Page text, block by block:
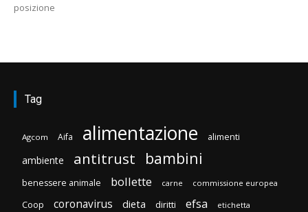
posizione
Tag
Agcom Aifa alimentazione alimenti
ambiente antitrust bambini
benessere animale bollette carne commissione europea
Coop coronavirus dieta diritti efsa etichetta